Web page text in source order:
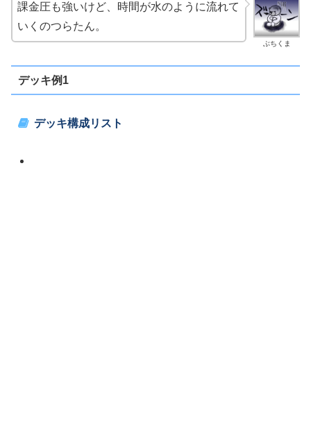
ぶちくま
課金圧も強いけど、時間が水のように流れて
いくのつらたん。
デッキ例1
デッキ構成リスト